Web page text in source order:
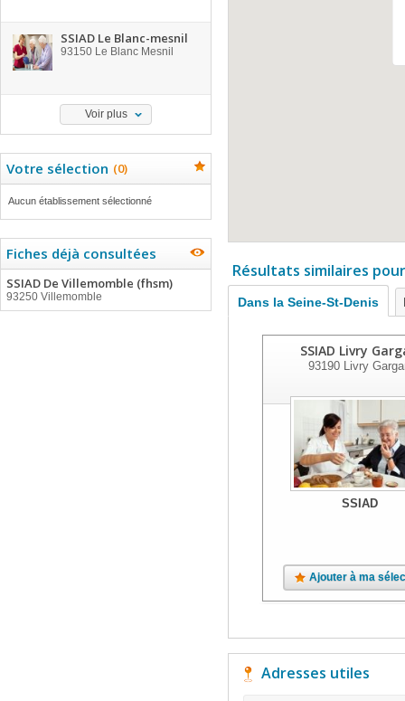
SSIAD Le Blanc-mesnil
93150 Le Blanc Mesnil
Voir plus
Votre sélection (0)
Aucun établissement sélectionné
Fiches déjà consultées
SSIAD De Villemomble (fhsm)
93250 Villemomble
Résultats similaires
Dans la Seine-St-Denis
SSIAD Livry
93190 Livry
SSIAD
Ajouter à ma
Adresses utiles